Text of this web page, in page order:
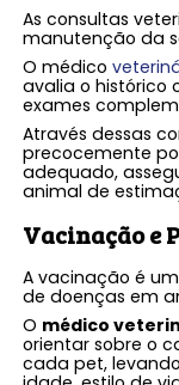
As consultas
manutenção da
O médico
avalia o histórico
exames
Através dessas
precocemente
adequado,
animal de
Vacinação e
A vacinação é
de doenças em
O médico
orientar sobre o
cada pet,